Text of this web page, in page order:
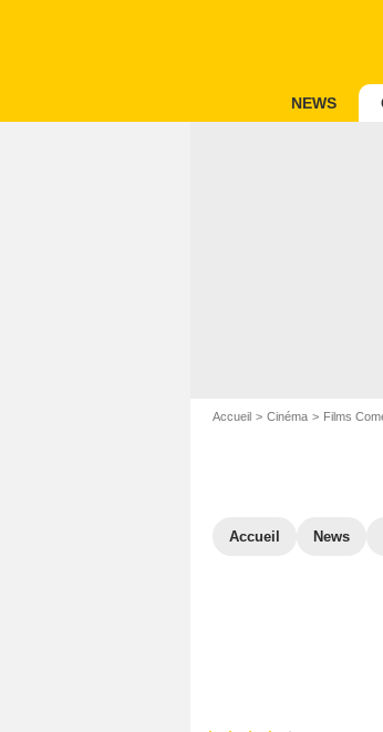
NEWS
Accueil Cinéma Films
Accueil News